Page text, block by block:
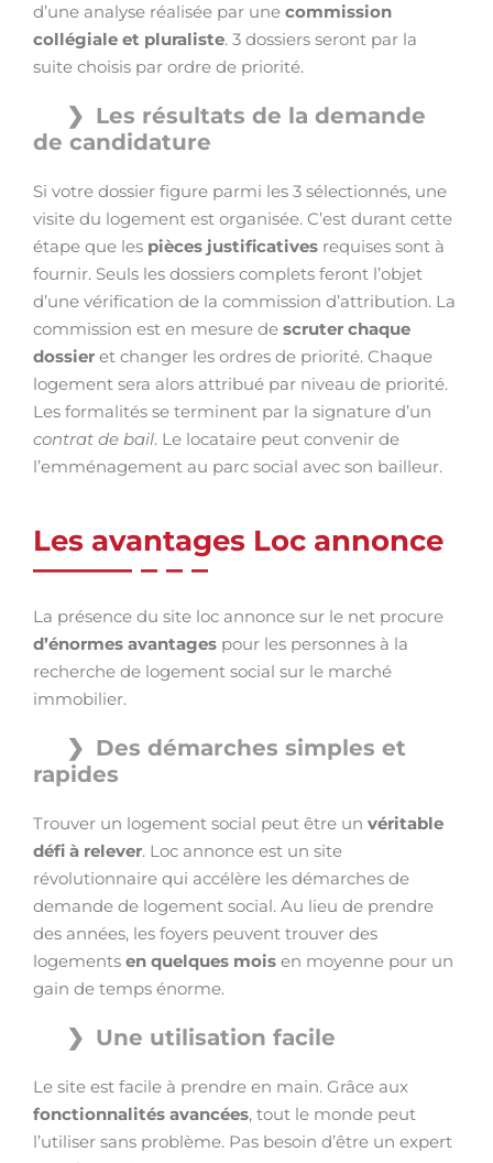
d’une analyse réalisée par une commission
collégiale et pluraliste. 3 dossiers seront par la
suite choisis par ordre de priorité.
Les résultats de la demande
de candidature
Si votre dossier figure parmi les 3 sélectionnés, une
visite du logement est organisée. C’est durant cette
étape que les pièces justificatives requises sont à
fournir. Seuls les dossiers complets feront l’objet
d’une vérification de la commission d’attribution. La
commission est en mesure de scruter chaque
dossier et changer les ordres de priorité. Chaque
logement sera alors attribué par niveau de priorité.
Les formalités se terminent par la signature d’un
contrat de bail. Le locataire peut convenir de
l’emménagement au parc social avec son bailleur.
Les avantages Loc annonce
La présence du site loc annonce sur le net procure
d’énormes avantages pour les personnes à la
recherche de logement social sur le marché
immobilier.
Des démarches simples et
rapides
Trouver un logement social peut être un véritable
défi à relever. Loc annonce est un site
révolutionnaire qui accélère les démarches de
demande de logement social. Au lieu de prendre
des années, les foyers peuvent trouver des
logements en quelques mois en moyenne pour un
gain de temps énorme.
Une utilisation facile
Le site est facile à prendre en main. Grâce aux
fonctionnalités avancées, tout le monde peut
l’utiliser sans problème. Pas besoin d’être un expert